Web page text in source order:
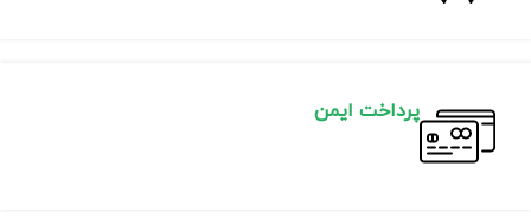
پرداخت ایمن